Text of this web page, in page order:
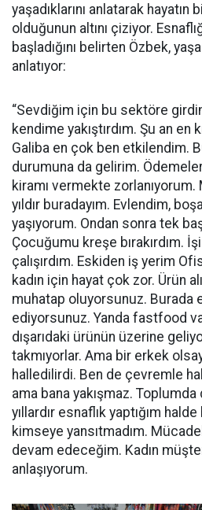
yaşadıklarını anlatarak hayatın
olduğunun altını çiziyor.
başladığını belirten Özbek,
anlatıyor:
“Sevdiğim için bu sektöre
kendime yakıştırdım. Şu an
Galiba en çok ben etkilendim.
durumuna da gelirim.
kiramı vermekte
yıldır buradayım. Evlendim,
yaşıyorum. Ondan sonra tek
Çocuğumu kreşe bırakırdım.
çalışırdım. Eskiden iş yerim
kadın için hayat çok zor. Ürün
muhatap oluyorsunuz. Burada
ediyorsunuz. Yanda fastfood
dışarıdaki ürünün üzerine
takmıyorlar. Ama bir erkek
halledilirdi. Ben de çevremle
ama bana yakışmaz.
yıllardır esnaflık yaptığım
kimseye yansıtmadım.
devam edeceğim. Kadın
anlaşıyorum.